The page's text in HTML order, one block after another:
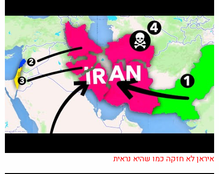
איראן לא חזקה כמו שהיא נראית